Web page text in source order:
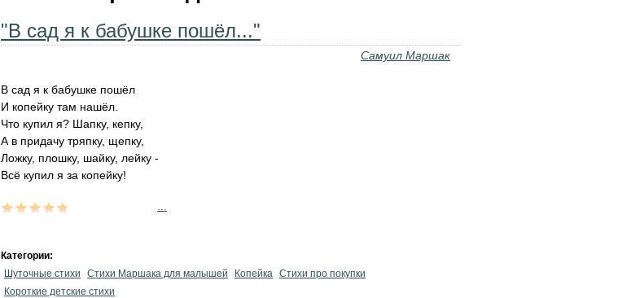
"В сад я к бабушке пошёл..."
Самуил Маршак
В сад я к бабушке пошёл
И копейку там нашёл.
Что купил я? Шапку, кепку,
А в придачу тряпку, щепку,
Ложку, плошку, шайку, лейку -
Всё купил я за копейку!
Категории:
Шуточные стихи
Стихи Маршака для малышей Копейка Стихи про покупки
Короткие детские стихи